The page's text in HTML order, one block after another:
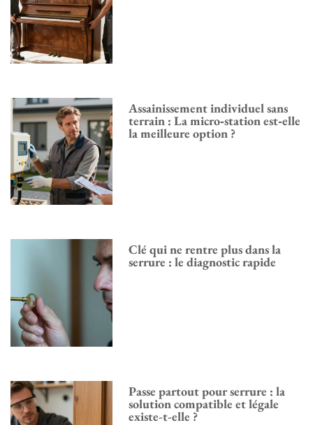
Assainissement individuel sans
terrain : La micro‑station est‑elle
la meilleure option ?
Clé qui ne rentre plus dans la
serrure : le diagnostic rapide
Passe partout pour serrure : la
solution compatible et légale
existe-t-elle ?